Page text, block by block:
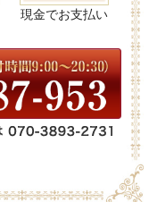
現金でお支払い